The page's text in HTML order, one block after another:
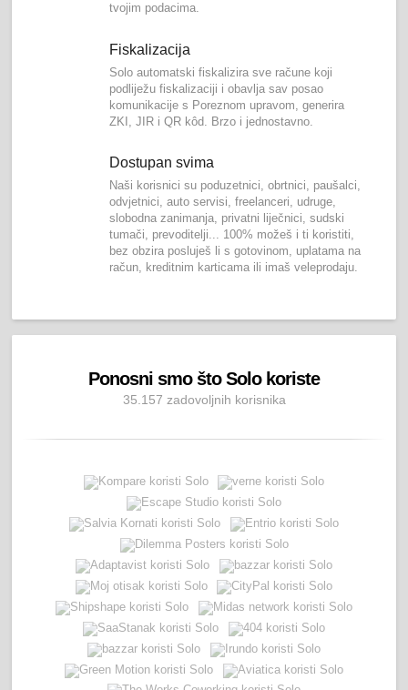
tvojim podacima.
Fiskalizacija
Solo automatski fiskalizira sve račune koji
podliježu fiskalizaciji i obavlja sav posao
komunikacije s Poreznom upravom, generira
ZKI, JIR i QR kôd. Brzo i jednostavno.
Dostupan svima
Naši korisnici su poduzetnici, obrtnici, paušalci,
odvjetnici, auto servisi, freelanceri, udruge,
slobodna zanimanja, privatni liječnici, sudski
tumači, prevoditelji... 100% možeš i ti koristiti,
bez obzira posluješ li s gotovinom, uplatama na
račun, kreditnim karticama ili imaš veleprodaju.
Ponosni smo što Solo koriste
35.157 zadovoljnih korisnika